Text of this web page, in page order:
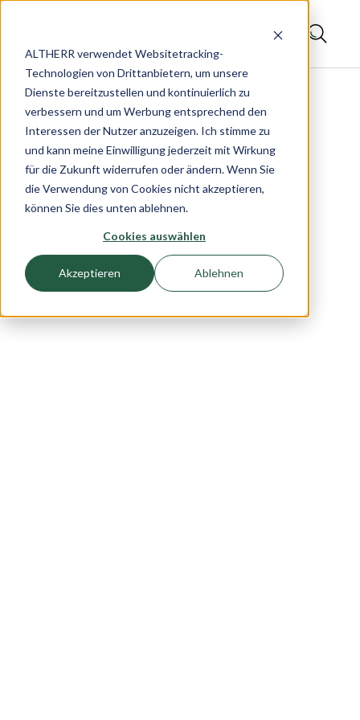
ALTHERR verwendet Websitetracking-
Technologien von Drittanbietern, um unsere
Dienste bereitzustellen und kontinuierlich zu
verbessern und um Werbung entsprechend den
Interessen der Nutzer anzuzeigen. Ich stimme zu
und kann meine Einwilligung jederzeit mit Wirkung
für die Zukunft widerrufen oder ändern. Wenn Sie
die Verwendung von Cookies nicht akzeptieren,
können Sie dies unten ablehnen.
Cookies auswählen
Akzeptieren Ablehnen